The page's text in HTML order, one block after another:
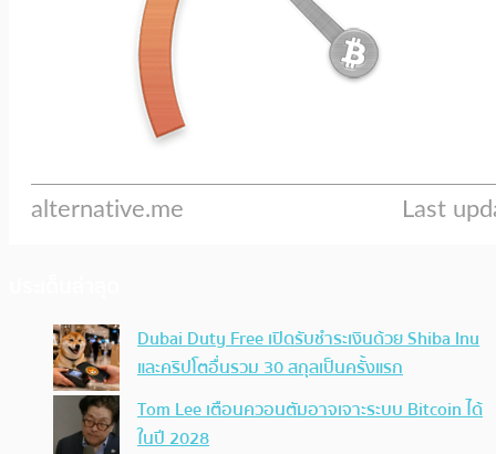
Dubai Duty Free เปิดรับชำระเงินด้วย Shiba Inu
และคริปโตอื่นรวม 30 สกุลเป็นครั้งแรก
Tom Lee เตือนควอนตัมอาจเจาะระบบ Bitcoin ได้
ในปี 2028